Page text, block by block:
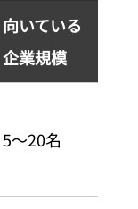
向いている
企業規模
5〜20名